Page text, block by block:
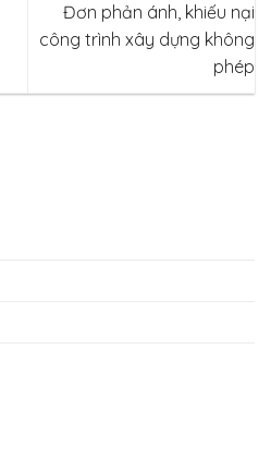
Đơn phản ánh, khiếu nại
công trình xây dựng không
phép